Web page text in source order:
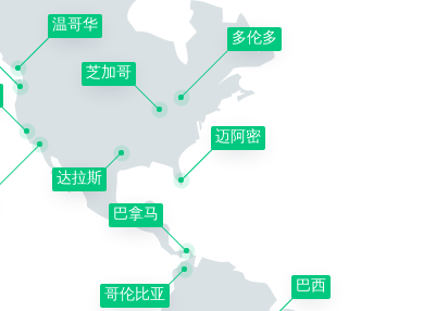
温哥华
达拉斯
迈阿密
芝加哥
多伦多
巴拿马
哥伦比亚 巴西